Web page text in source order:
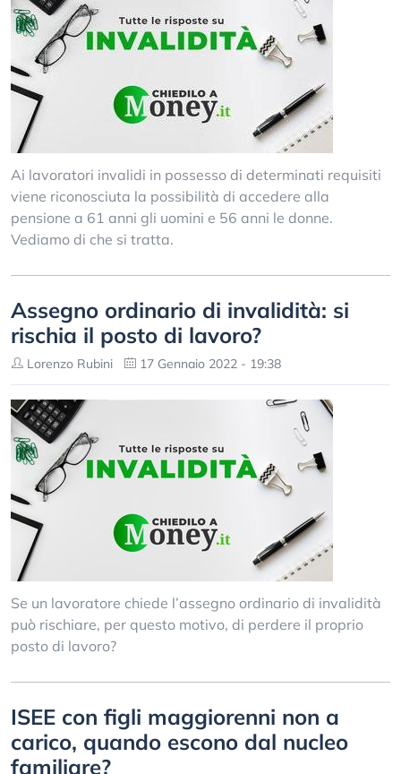
Ai lavoratori invalidi in possesso di determinati requisiti
viene riconosciuta la possibilità di accedere alla
pensione a 61 anni gli uomini e 56 anni le donne.
Vediamo di che si tratta.
Assegno ordinario di invalidità: si
rischia il posto di lavoro?
Lorenzo Rubini 17 Gennaio 2022 - 19:38
Se un lavoratore chiede l’assegno ordinario di invalidità
può rischiare, per questo motivo, di perdere il proprio
posto di lavoro?
ISEE con figli maggiorenni non a
carico, quando escono dal nucleo
familiare?